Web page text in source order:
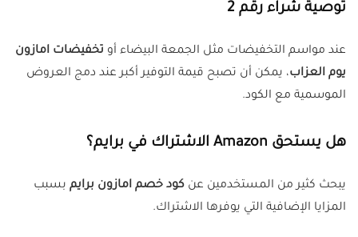
توصية شراء رقم 2
عند مواسم التخفيضات مثل الجمعة البيضاء أو تخفيضات امازون
يوم العزاب، يمكن أن تصبح قيمة التوفير أكبر عند دمج العروض
الموسمية مع الكود.
هل يستحق Amazon الاشتراك في برايم؟
يبحث كثير من المستخدمين عن كود خصم امازون برايم بسبب
المزايا الإضافية التي يوفرها الاشتراك.